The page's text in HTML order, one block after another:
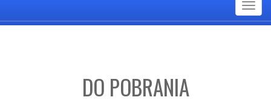
DO POBRANIA